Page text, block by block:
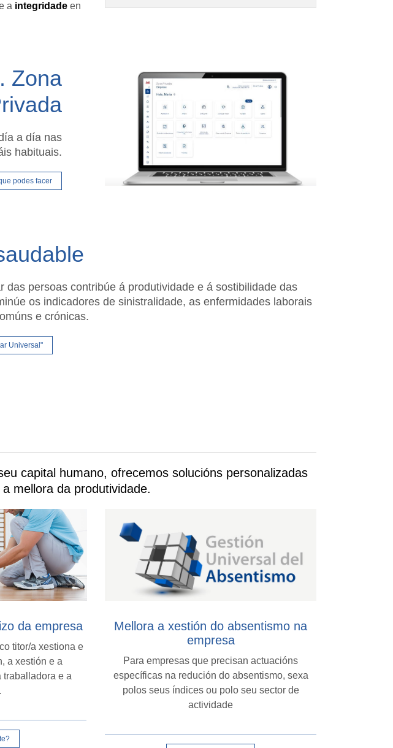
a integridade en
Zona
a día nas
habituais.
podes facer
das persoas contribúe á produtividade e á sostibilidade das
os indicadores de sinistralidade, as enfermidades laborais
e crónicas.
Universal"
capital humano, ofrecemos solucións personalizadas
mellora da produtividade.
da empresa
titor/a xestiona e
a xestión e a
traballadora e a
Mellora a xestión do absentismo na
empresa
Para empresas que precisan actuacións
específicas na redución do absentismo, sexa
polos seus índices ou polo seu sector de
actividade